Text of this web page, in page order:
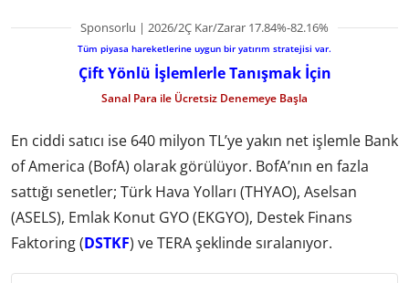
Sponsorlu | 2026/2Ç Kar/Zarar 17.84%-82.16%
Tüm piyasa hareketlerine uygun bir yatırım stratejisi var.
Çift Yönlü İşlemlerle Tanışmak İçin
Sanal Para ile Ücretsiz Denemeye Başla
En ciddi satıcı ise 640 milyon TL’ye yakın net işlemle Bank
of America (BofA) olarak görülüyor. BofA’nın en fazla
sattığı senetler; Türk Hava Yolları (THYAO), Aselsan
(ASELS), Emlak Konut GYO (EKGYO), Destek Finans
Faktoring (DSTKF) ve TERA şeklinde sıralanıyor.